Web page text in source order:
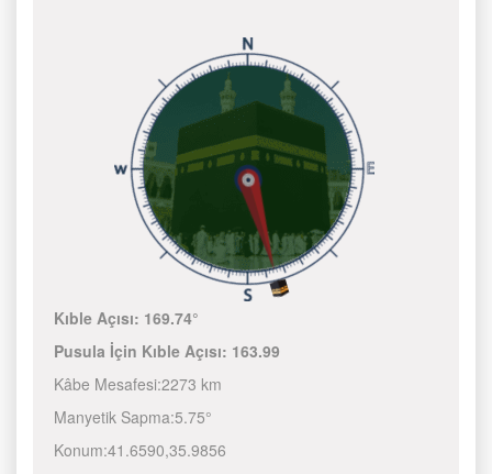
Kıble Açısı: 169.74°
Pusula İçin Kıble Açısı: 163.99
Kâbe Mesafesi:2273 km
Manyetik Sapma:5.75°
Konum:41.6590,35.9856